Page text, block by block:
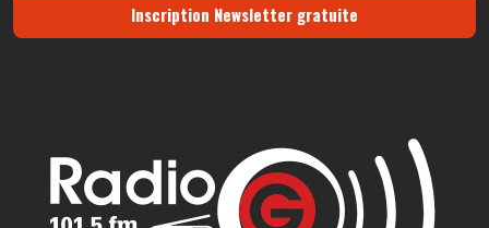
Inscription Newsletter gratuite